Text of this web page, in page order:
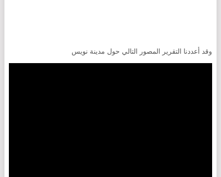
وقد أعددنا التقرير المصور التالي حول مدينة نويس